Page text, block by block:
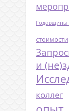
Годовщины
стоимости
и
коллег